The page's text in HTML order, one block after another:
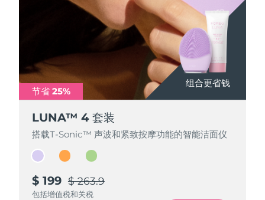
组合更省钱
节省 25%
LUNA™ 4 套装
搭载T-Sonic™ 声波和紧致按摩功能的智能洁面仪
$ 199 $ 263.9
包括增值税和关税
组合更省钱
节省 25%
LUNA™ 4 套装
搭载T-Sonic™ 声波和紧致按摩功能的智能洁面仪
$ 199 $ 263.9
包括增值税和关税
组合更省钱
节省 25%
LUNA™ 4 套装
搭载T-Sonic™ 声波和紧致按摩功能的智能洁面仪
$ 199 $ 263.9
包括增值税和关税